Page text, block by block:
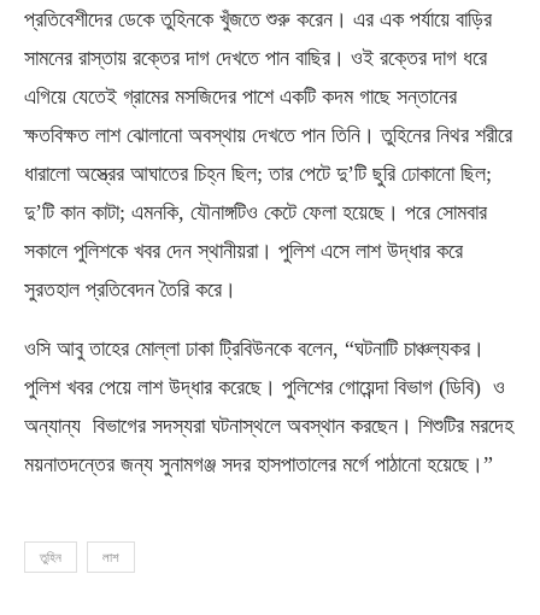
প্রতিবেশীদের ডেকে তুহিনকে খুঁজতে শুরু করেন। এর এক পর্যায়ে বাড়ির
সামনের রাস্তায় রক্তের দাগ দেখতে পান বাছির। ওই রক্তের দাগ ধরে
এগিয়ে যেতেই গ্রামের মসজিদের পাশে একটি কদম গাছে সন্তানের
ক্ষতবিক্ষত লাশ ঝোলানো অবস্থায় দেখতে পান তিনি। তুহিনের নিথর শরীরে
ধারালো অস্ত্রের আঘাতের চিহ্ন ছিল; তার পেটে দু’টি ছুরি ঢোকানো ছিল;
দু’টি কান কাটা; এমনকি, যৌনাঙ্গটিও কেটে ফেলা হয়েছে। পরে সোমবার
সকালে পুলিশকে খবর দেন স্থানীয়রা। পুলিশ এসে লাশ উদ্ধার করে
সুরতহাল প্রতিবেদন তৈরি করে।
ওসি আবু তাহের মোল্লা ঢাকা ট্রিবিউনকে বলেন, “ঘটনাটি চাঞ্চল্যকর।
পুলিশ খবর পেয়ে লাশ উদ্ধার করেছে। পুলিশের গোয়েন্দা বিভাগ (ডিবি) ও
অন্যান্য বিভাগের সদস্যরা ঘটনাস্থলে অবস্থান করছেন। শিশুটির মরদেহ
ময়নাতদন্তের জন্য সুনামগঞ্জ সদর হাসপাতালের মর্গে পাঠানো হয়েছে।”
তুহিন লাশ